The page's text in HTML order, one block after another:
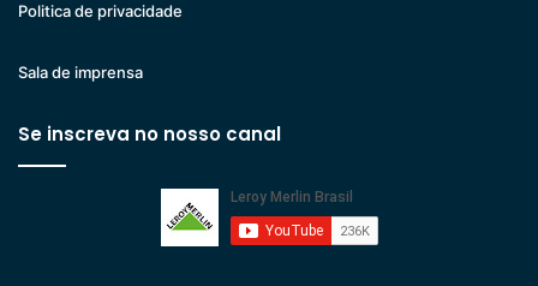
Politica de privacidade
Sala de imprensa
Se inscreva no nosso canal